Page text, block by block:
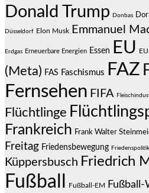
Donald Trump Donbas
Düsseldorf Elon Musk Emmanuel
Erdgas Erneuerbare Energien Essen EU
(Meta) FAS Faschismus FAZ
Fernsehen FIFA
Flüchtlinge
Frankreich Frank Walter
Freitag Friedensbewegung Friedenspolitik
Küppersbusch Friedrich
Fußball Fußball-EM Fußball-